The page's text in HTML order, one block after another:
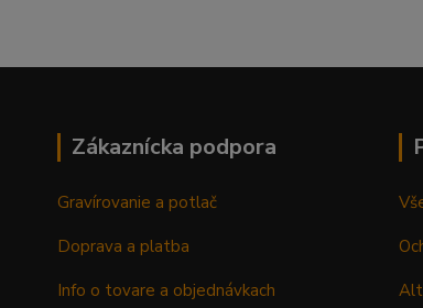
Zákaznícka podpora
Gravírovanie a potlač
Doprava a platba
Info o tovare a objednávkach